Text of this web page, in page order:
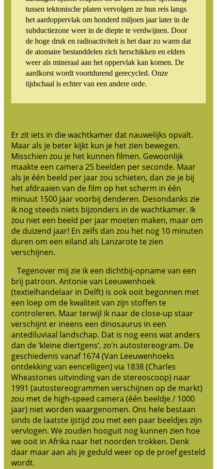
tussen tektonische platen vervolgen ze hun reis langs
het aardoppervlak om honderd miljoen jaar later in de
subductiezone weer in de diepte te verdwijnen. Door
de hoge druk en radioactiviteit is het daar zo warm dat
de atomaire bestanddelen zich herschikken en elders
weer als mineraal aan het oppervlak kan komen. De
aardkorst wordt voortdurend gerecycled. Onze
tijdschaal is echter van een andere orde.
Er zit iets in die wachtkamer dat nauwelijks opvalt.
Maar als je beter kijkt kun je het zien bewegen.
Misschien zou je het kunnen filmen. Gewoonlijk
maakte een camera 25 beelden per seconde. Maar
als je één beeld per jaar zou schieten, dan zie je bij
het afdraaien van de film op het scherm in één
minuut 1500 jaar voorbij denderen. Desondanks zie
ik nog steeds niets bijzonders in de wachtkamer. Ik
zou niet een beeld per jaar moeten maken, maar om
de duizend jaar! En zelfs dan zou het nog 10 minuten
duren om een eiland als Lanzarote te zien
verschijnen.
Tegenover mij zie ik een dichtbij-opname van een
brij patroon. Antonie van Leeuwenhoek
(textielhandelaar in Delft) is ook ooit begonnen met
een loep om de kwaliteit van zijn stoffen te
controleren. Maar terwijl ik naar de close-up staar
verschijnt er ineens een dinosaurus in een
antediluviaal landschap. Dat is nog eens wat anders
dan de ‘kleine diertgens’, zo’n autostereogram. De
geschiedenis vanaf 1674 (Van Leeuwenhoeks
ontdekking van eencelligen) via 1838 (Charles
Wheastones uitvinding van de stereoscoop) naar
1991 (autostereogrammen verschijnen op de markt)
zou met de high-speed camera (één beeldje / 1000
jaar) niet worden waargenomen. Ons hele bestaan
sinds de laatste ijstijd zou met een paar beeldjes zijn
vervlogen. We zouden hooguit nog kunnen zien hoe
we ooit in Afrika naar het noorden trokken. Denk
daar maar aan als je geduld weer op de proef gesteld
wordt.